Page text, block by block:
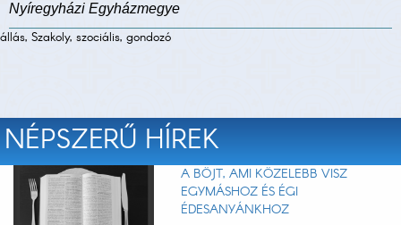
Nyíregyházi Egyházmegye
állás, Szakoly, szociális, gondozó
NÉPSZERŰ HÍREK
A BÖJT, AMI KÖZELEBB VISZ
EGYMÁSHOZ ÉS ÉGI
ÉDESANYÁNKHOZ